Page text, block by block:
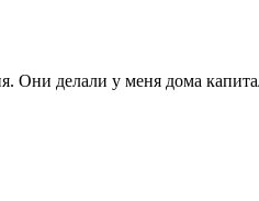
Они делали у меня дома